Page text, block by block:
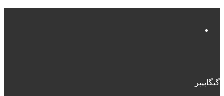
گیگاپیپر